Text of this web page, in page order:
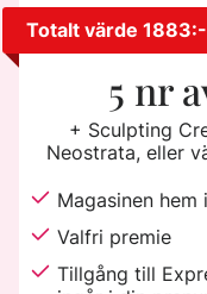
Totalt värde 1883:-
5 nr
+ Sculpting
Neostrata, eller
Magasinen hem
Valfri premie
Tillgång till